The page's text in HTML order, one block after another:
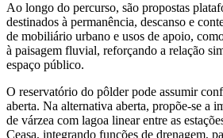
Ao longo do percurso, são propostas
destinados à permanência, descanso e
de mobiliário urbano e usos de apoio,
à paisagem fluvial, reforçando a relação
espaço público.
O reservatório do pôlder pode assumir
aberta. Na alternativa aberta, propõe-se a
de várzea com lagoa linear entre as
Ceasa, integrando funções de drenagem,